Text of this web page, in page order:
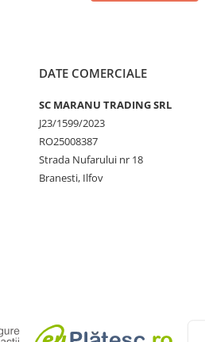
DATE COMERCIALE
SC MARANU TRADING SRL
J23/1599/2023
RO25008387
Strada Nufarului nr 18
Branesti, Ilfov